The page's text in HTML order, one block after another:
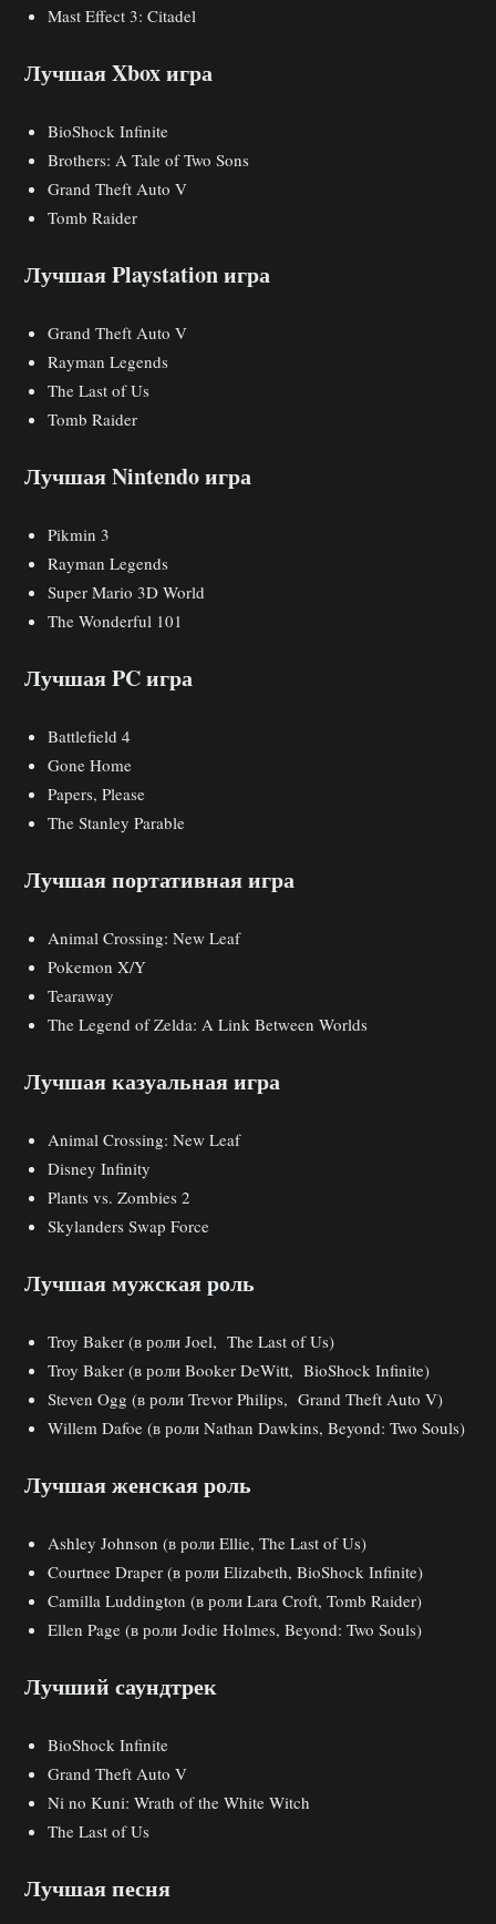
Mast Effect 3: Citadel
Лучшая Xbox игра
BioShock Infinite
Brothers: A Tale of Two Sons
Grand Theft Auto V
Tomb Raider
Лучшая Playstation игра
Grand Theft Auto V
Rayman Legends
The Last of Us
Tomb Raider
Лучшая Nintendo игра
Pikmin 3
Rayman Legends
Super Mario 3D World
The Wonderful 101
Лучшая PC игра
Battlefield 4
Gone Home
Papers, Please
The Stanley Parable
Лучшая портативная игра
Animal Crossing: New Leaf
Pokemon X/Y
Tearaway
The Legend of Zelda: A Link Between Worlds
Лучшая казуальная игра
Animal Crossing: New Leaf
Disney Infinity
Plants vs. Zombies 2
Skylanders Swap Force
Лучшая мужская роль
Troy Baker (в роли Joel, The Last of Us)
Troy Baker (в роли Booker DeWitt, BioShock Infinite)
Steven Ogg (в роли Trevor Philips, Grand Theft Auto V)
Willem Dafoe (в роли Nathan Dawkins, Beyond: Two Souls)
Лучшая женская роль
Ashley Johnson (в роли Ellie, The Last of Us)
Courtnee Draper (в роли Elizabeth, BioShock Infinite)
Camilla Luddington (в роли Lara Croft, Tomb Raider)
Ellen Page (в роли Jodie Holmes, Beyond: Two Souls)
Лучший саундтрек
BioShock Infinite
Grand Theft Auto V
Ni no Kuni: Wrath of the White Witch
The Last of Us
Лучшая песня